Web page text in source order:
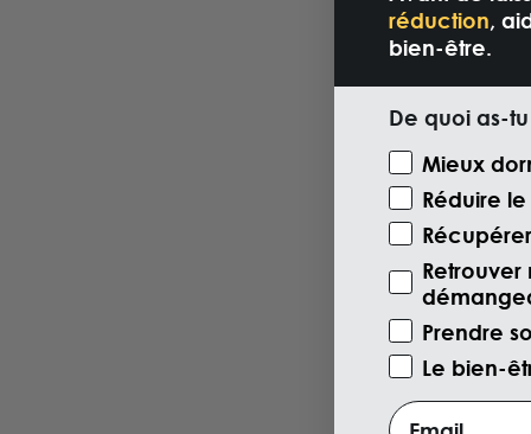
réduction,
bien-être.
De quoi as-
Motivazione
Mieux
Réduire le
Prendre
Le bien-
Email